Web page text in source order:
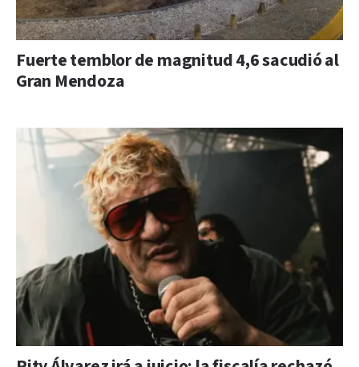
Fuerte temblor de magnitud 4,6 sacudió al
Gran Mendoza